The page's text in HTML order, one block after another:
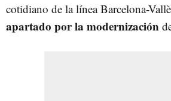
cotidiano de la línea Barcelona-
apartado por la modernización